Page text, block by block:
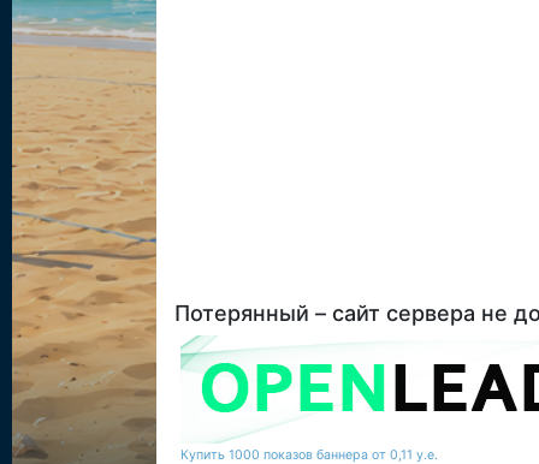
Потерянный – сайт сервера не
Купить 1000 показов баннера от 0,11 у.е.